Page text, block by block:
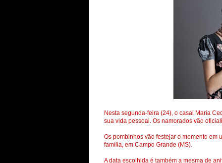
Nesta segunda-feira (24), o casal Maria
sua vida pessoal. Os namorados vão
Os pombinhos vão festejar o momento em
família, em Campo Grande (MS).
A data escolhida é também a mesma de